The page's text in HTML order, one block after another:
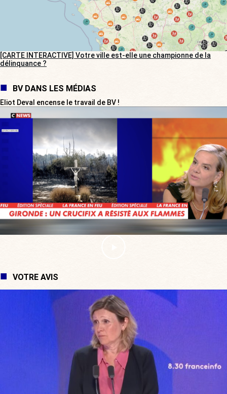
[CARTE INTERACTIVE] Votre ville est-elle une championne de la
délinquance ?
BV DANS LES MÉDIAS
Eliot Deval encense le travail de BV !
VOTRE AVIS